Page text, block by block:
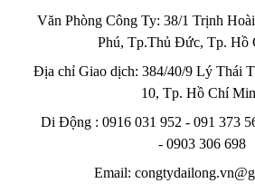
Văn Phòng Công Ty: 38/1 Trịnh
Phú, Tp.Thủ Đức, Tp. Hồ
Địa chỉ Giao dịch: 384/40/9 Lý Thái
10, Tp. Hồ Chí
Di Động : 0916 031 952 - 091 373
-0903 306 698
Email: